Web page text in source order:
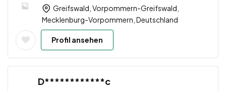
Greifswald, Vorpommern-Greifswald,
Mecklenburg-Vorpommern, Deutschland
Profil ansehen
D************c